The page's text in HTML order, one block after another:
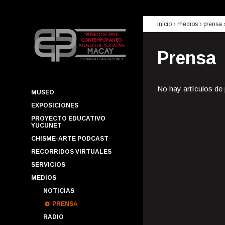
MUSEO
EXPOSICIONES
PROYECTO EDUCATIVO
YUCUNET
CHISME-ARTE PODCAST
RECORRIDOS VIRTUALES
SERVICIOS
MEDIOS
NOTICIAS
PRENSA
RADIO
inicio › medios › prensa
Prensa
No hay artículos de